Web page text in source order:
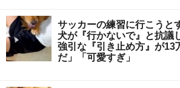
サッカーの練習に行こうと
犬が『行かないで』と抗議
強引な『引き止め方』が13
だ」「可愛すぎ」